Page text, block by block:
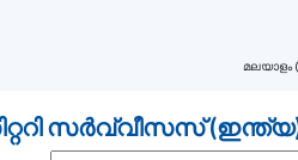
സർവ്വീസസ് (ഇന്ത്യ)